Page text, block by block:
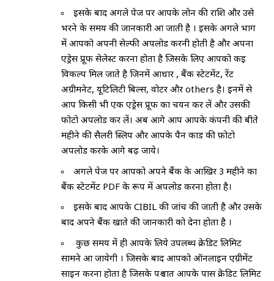
इसके बाद अगले पेज पर आपके लोन की राशि और उसे
भरने के समय की जानकारी आ जाती है । इसके अगले भाग
में आपको अपनी सेल्फी अपलोड करनी होती है और अपना
एड्रेस प्रूफ सेलेस्ट करना होता है जिसके लिए आपको कई
विकल्प मिल जाते है जिनमें आधार , बैंक स्टेटमेंट, रेंट
अग्रीमनेट, यूटिलिटी बिल्स, वोटर और others है। इनमें से
आप किसी भी एक एड्रेस प्रूफ का चयन कर लें और उसकी
फोटो अपलोड कर लें। अब आगे आप आपके कंपनी की बीते
महीने की सैलरी स्लिप और आपके पैन कार्ड की फ़ोटो
अपलोड करके आगे बढ़ जाये।
अगले पेज पर आपको अपने बैंक के आखिर 3 महीने का
बैंक स्टेटमेंट PDF के रूप में अपलोड करना होता है।
इसके बाद आपके CIBIL की जांच की जाती है और उसके
बाद अपने बैंक खाते की जानकारी को देना होता है ।
कुछ समय में ही आपके लिये उपलब्ध क्रेडिट लिमिट
सामने आ जायेगी । जिसके बाद आपको ऑनलाइन एग्रीमेंट
साइन करना होता है जिसके पश्चात आपके पास क्रेडिट लिमिट